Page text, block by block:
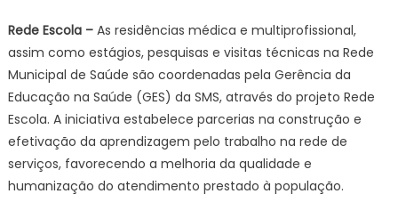
Rede Escola –As residências médica e multiprofissional,
assim como estágios, pesquisas e visitas técnicas na Rede
Municipal de Saúde são coordenadas pela Gerência da
Educação na Saúde (GES) da SMS, através do projeto Rede
Escola. A iniciativa estabelece parcerias na construção e
efetivação da aprendizagem pelo trabalho na rede de
serviços, favorecendo a melhoria da qualidade e
humanização do atendimento prestado à população.